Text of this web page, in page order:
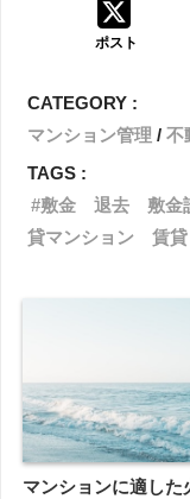
ポスト
CATEGORY :
マンション管理
不
TAGS :
敷金 退去 敷金
貸マンション 賃貸
マンションに適した